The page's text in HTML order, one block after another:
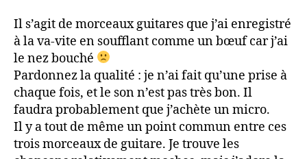
Il s’agit de morceaux guitares que j’ai enregistré
à la va-vite en soufflant comme un bœuf car j’ai
le nez bouché
Pardonnez la qualité : je n’ai fait qu’une prise à
chaque fois, et le son n’est pas très bon. Il
faudra probablement que j’achète un micro.
Il y a tout de même un point commun entre ces
trois morceaux de guitare. Je trouve les